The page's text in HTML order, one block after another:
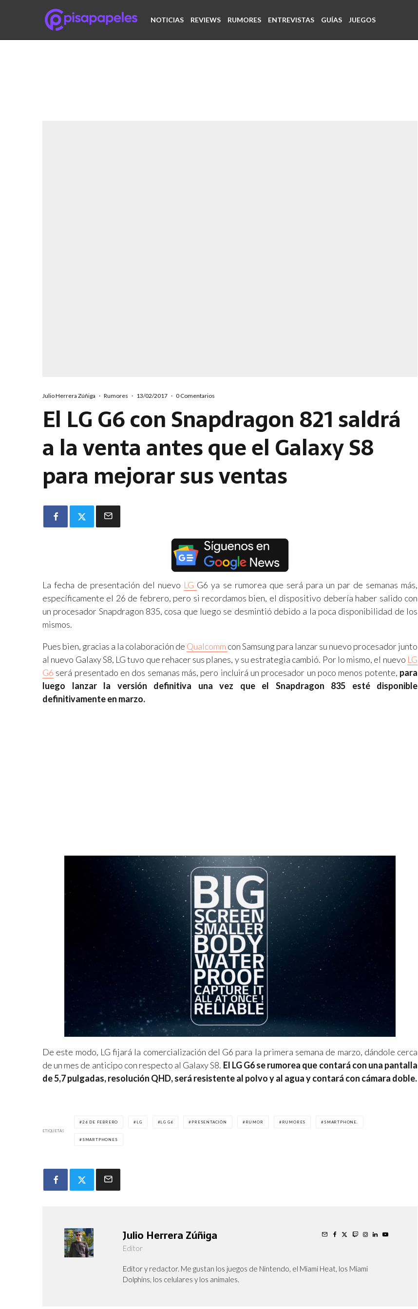
NOTICIAS REVIEWS RUMORES ENTREVISTAS GUÍAS JUEGOS
Julio Herrera Zúñiga · Rumores · 13/02/2017 · 0 Comentarios
El LG G6 con Snapdragon 821 saldrá
a la venta antes que el Galaxy S8
para mejorar sus ventas
La fecha de presentación del nuevo LG G6 ya se rumorea que será para un par de semanas más,
específicamente el 26 de febrero, pero si recordamos bien, el dispositivo debería haber salido con
un procesador Snapdragon 835, cosa que luego se desmintió debido a la poca disponibilidad de los
mismos.
Pues bien, gracias a la colaboración de Qualcomm con Samsung para lanzar su nuevo procesador junto
al nuevo Galaxy S8, LG tuvo que rehacer sus planes, y su estrategia cambió. Por lo mismo, el nuevo LG
G6 será presentado en dos semanas más, pero incluirá un procesador un poco menos potente, para
luego lanzar la versión definitiva una vez que el Snapdragon 835 esté disponible
definitivamente en marzo.
De este modo, LG fijará la comercialización del G6 para la primera semana de marzo, dándole cerca
de un mes de anticipo con respecto al Galaxy S8. El LG G6 se rumorea que contará con una pantalla
de 5,7 pulgadas, resolución QHD, será resistente al polvo y al agua y contará con cámara doble.
ETIQUETAS
26 DE FEBRERO LG LG G6 PRESENTACIÓN RUMOR RUMORES SMARTPHONE.
SMARTPHONES
Julio Herrera Zúñiga
Editor
Editor y redactor. Me gustan los juegos de Nintendo, el Miami Heat, los Miami
Dolphins, los celulares y los animales.